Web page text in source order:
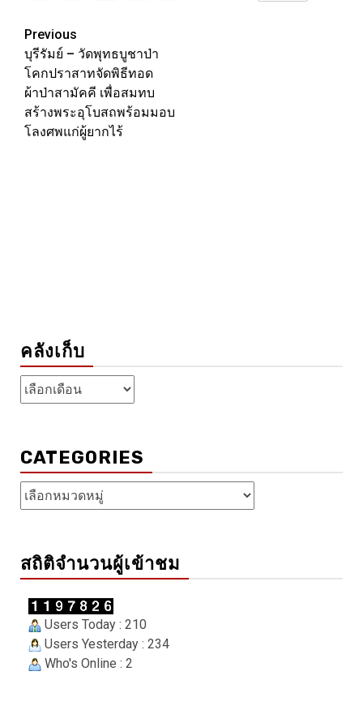
Post
navigation
Previous
บุรีรัมย์ – วัดพุทธบูชาป่า
โคกปราสาทจัดพิธีทอด
ผ้าป่าสามัคคี เพื่อสมทบ
สร้างพระอุโบสถพร้อมมอบ
โลงศพแก่ผู้ยากไร้
คลังเก็บ
คลัง
เก็บ
CATEGORIES
Categories
สถิติจำนวนผู้เข้าชม
Users Today : 210
Users Yesterday : 234
Who's Online : 2